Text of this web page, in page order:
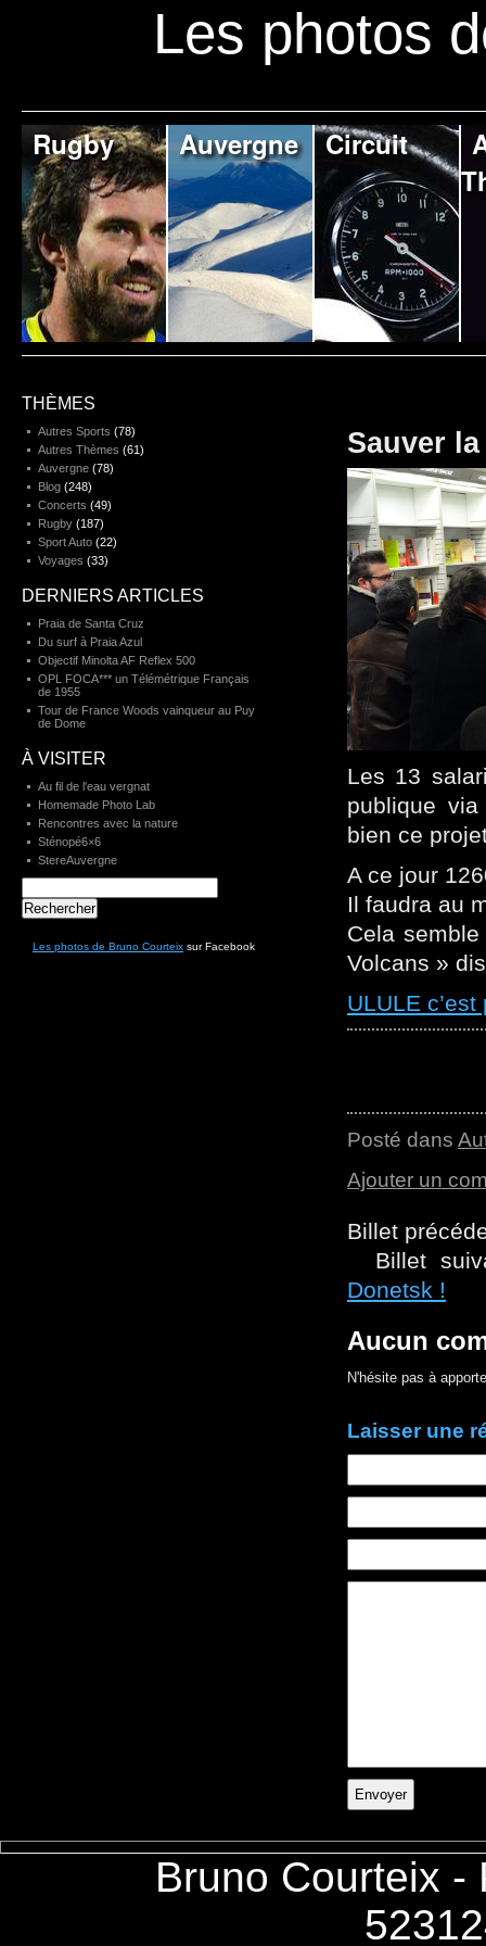
Les photos
Rugby Auvergne Circuit
Sauver
Les 13
publique
bien ce
A ce jour
Il faudra au
Cela
Volcans »
ULULE c’est
Posté dans
Ajouter un
Billet
Billet
Donetsk !
Aucun
N'hésite pas à
Laisser une
THÈMES
Autres Sports (78)
Autres Thèmes (61)
Auvergne (78)
Blog (248)
Concerts (49)
Rugby (187)
Sport Auto (22)
Voyages (33)
DERNIERS ARTICLES
Praia de Santa Cruz
Du surf à Praia Azul
Objectif Minolta AF Reflex 500
OPL FOCA*** un Télémétrique Français
de 1955
Tour de France Woods vainqueur au Puy
de Dome
À VISITER
Au fil de l'eau vergnat
Homemade Photo Lab
Rencontres avec la nature
Sténopé6×6
StereAuvergne
Les photos de Bruno Courteix sur Facebook
Bruno Courteix -